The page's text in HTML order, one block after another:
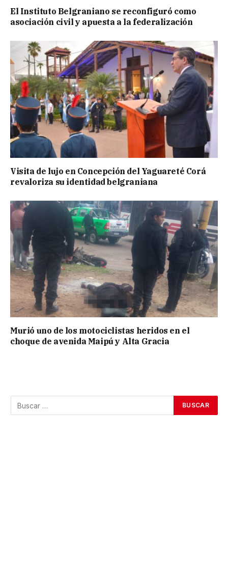
El Instituto Belgraniano se reconfiguró como
asociación civil y apuesta a la federalización
Visita de lujo en Concepción del Yaguareté Corá
revaloriza su identidad belgraniana
Murió uno de los motociclistas heridos en el
choque de avenida Maipú y Alta Gracia